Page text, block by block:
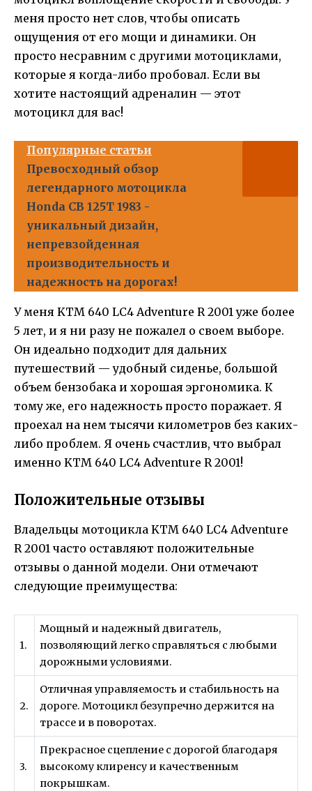
меня просто нет слов, чтобы описать
ощущения от его мощи и динамики. Он
просто несравним с другими мотоциклами,
которые я когда-либо пробовал. Если вы
хотите настоящий адреналин — этот
мотоцикл для вас!
Популярные статьи
Превосходный обзор
легендарного мотоцикла
Honda CB 125T 1983 -
уникальный дизайн,
непревзойденная
производительность и
надежность на дорогах!
У меня KTM 640 LC4 Adventure R 2001 уже более
5 лет, и я ни разу не пожалел о своем выборе.
Он идеально подходит для дальних
путешествий — удобный сиденье, большой
объем бензобака и хорошая эргономика. К
тому же, его надежность просто поражает. Я
проехал на нем тысячи километров без каких-
либо проблем. Я очень счастлив, что выбрал
именно KTM 640 LC4 Adventure R 2001!
Положительные отзывы
Владельцы мотоцикла KTM 640 LC4 Adventure
R 2001 часто оставляют положительные
отзывы о данной модели. Они отмечают
следующие преимущества:
1.
Мощный и надежный двигатель,
позволяющий легко справляться с любыми
дорожными условиями.
2.
Отличная управляемость и стабильность на
дороге. Мотоцикл безупречно держится на
трассе и в поворотах.
3.
Прекрасное сцепление с дорогой благодаря
высокому клиренсу и качественным
покрышкам.